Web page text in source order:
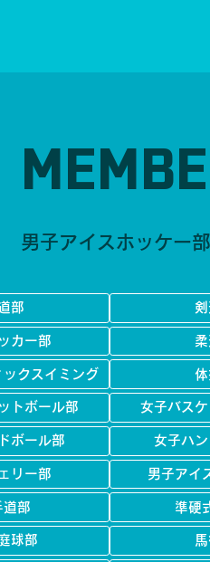
男子アイスホッケー部
部
カー部
クスイミング
トボール部 女子バス
ボール部 女子ハ
リー部 男子アイ
道部 準硬
球部